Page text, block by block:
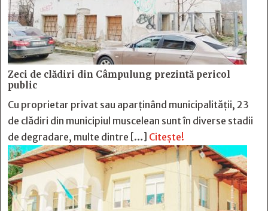
Zeci de clădiri din Câmpulung prezintă pericol
public
Cu proprietar privat sau aparținând municipalității, 23
de clădiri din municipiul muscelean sunt în diverse stadii
de degradare, multe dintre […] Citește!